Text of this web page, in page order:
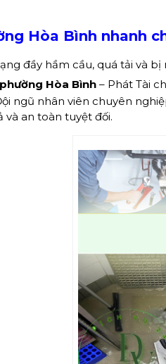
Hòa Bình nhanh
đầy hầm cầu, quá tải và
phường Hòa Bình – Phát Tài
ngũ nhân viên chuyên
và an toàn tuyệt đối.